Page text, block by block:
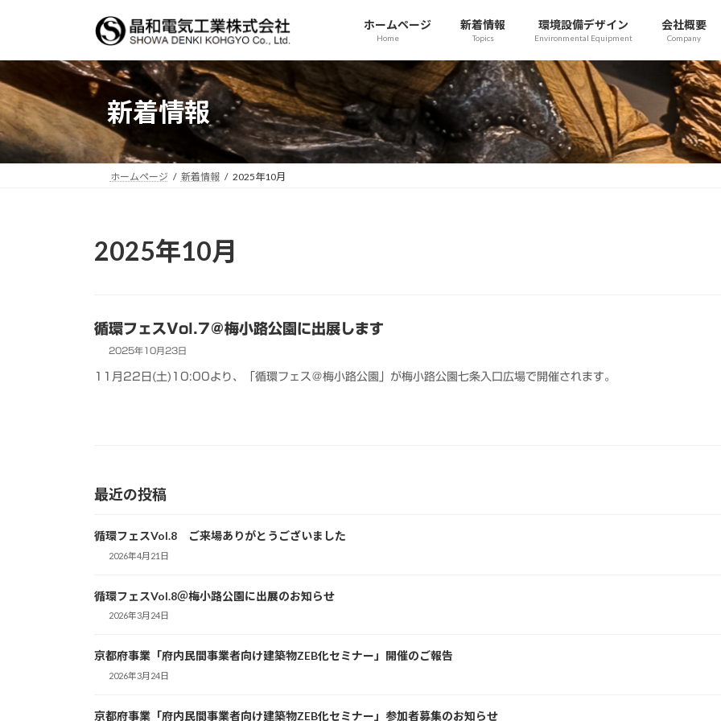
ツ
へ
ス
キ
ッ
シ
ョ
ン
に
移
ホームページ
Home
新着情報
Topics
環境設備デザイン
Environmental Equipment
会社概要
Company
新着情報
ホームページ 新着情報 2025年10月
2025年10月
循環フェスVol.7＠梅小路公園に出展します
2025年10月23日
11月22日(土)10:00より、「循環フェス＠梅小路公園」が梅小路公園七条入口広場で開催されます。
最近の投稿
循環フェスVol.8 ご来場ありがとうございました
2026年4月21日
循環フェスVol.8＠梅小路公園に出展のお知らせ
2026年3月24日
京都府事業「府内民間事業者向け建築物ZEB化セミナー」開催のご報告
2026年3月24日
京都府事業「府内民間事業者向け建築物ZEB化セミナー」参加者募集のお知らせ